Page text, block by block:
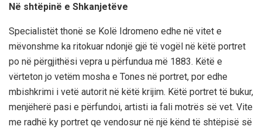
Në shtëpinë e Shkanjetëve
Specialistët thonë se Kolë Idromeno edhe në vitet e
mëvonshme ka ritokuar ndonjë gjë të vogël në këtë portret
po në përgjithësi vepra u përfundua më 1883. Këtë e
vërteton jo vetëm mosha e Tones në portret, por edhe
mbishkrimi i vetë autorit në këtë krijim. Këtë portret të bukur,
menjëherë pasi e përfundoi, artisti ia fali motrës së vet. Vite
me radhë ky portret qe vendosur në një kënd të shtëpisë së